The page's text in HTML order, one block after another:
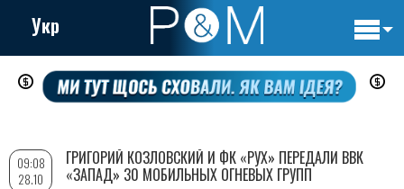
Перейти
содержанию
Укр
09:08
28.10
ГРИГОРИЙ КОЗЛОВСКИЙ И ФК «РУХ» ПЕРЕДАЛИ ВВК
«ЗАПАД» 30 МОБИЛЬНЫХ ОГНЕВЫХ ГРУПП